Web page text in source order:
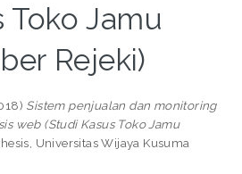
Toko Jamu
Rejeki)
Sistem penjualan dan monitoring
web (Studi Kasus Toko Jamu
Universitas Wijaya Kusuma